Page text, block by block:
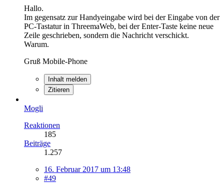
Hallo.
Im gegensatz zur Handyeingabe wird bei der Eingabe von der
PC-Tastatur in ThreemaWeb, bei der Enter-Taste keine neue
Zeile geschrieben, sondern die Nachricht verschickt.
Warum.
Gruß Mobile-Phone
Inhalt melden
Zitieren
Mogli
Reaktionen
185
Beiträge
1.257
16. Februar 2017 um 13:48
#49